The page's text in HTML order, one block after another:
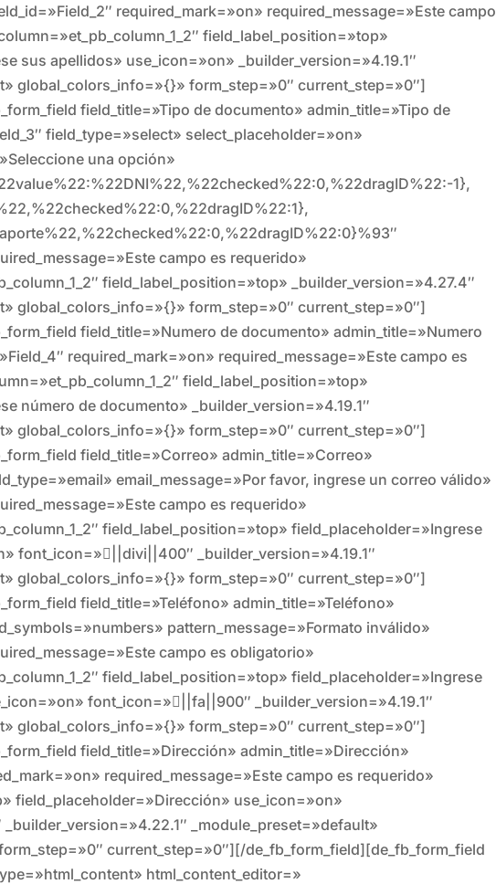
required_mark=»on» required_message=»Este campo
field_label_position=»top»
sus apellidos» use_icon=»on» _builder_version=»4.19.1″
global_colors_info=»{}» form_step=»0″ current_step=»0″]
field_title=»Tipo de documento» admin_title=»Tipo de
field_type=»select» select_placeholder=»on»
una opción»
1},
campo es requerido»
field_label_position=»top» _builder_version=»4.27.4″
global_colors_info=»{}» form_step=»0″ current_step=»0″]
field_title=»Numero de documento» admin_title=»Numero
required_mark=»on» required_message=»Este campo es
field_label_position=»top»
número de documento» _builder_version=»4.19.1″
global_colors_info=»{}» form_step=»0″ current_step=»0″]
field_title=»Correo» admin_title=»Correo»
email_message=»Por favor, ingrese un correo válido»
campo es requerido»
field_label_position=»top» field_placeholder=»Ingrese
font_icon=»||divi||400″ _builder_version=»4.19.1″
global_colors_info=»{}» form_step=»0″ current_step=»0″]
field_title=»Teléfono» admin_title=»Teléfono»
pattern_message=»Formato inválido»
campo es obligatorio»
field_label_position=»top» field_placeholder=»Ingrese
font_icon=»||fa||900″ _builder_version=»4.19.1″
global_colors_info=»{}» form_step=»0″ current_step=»0″]
field_title=»Dirección» admin_title=»Dirección»
required_message=»Este campo es requerido»
field_placeholder=»Dirección» use_icon=»on»
_module_preset=»default»
current_step=»0″][/de_fb_form_field][de_fb_form_field
html_content_editor=»